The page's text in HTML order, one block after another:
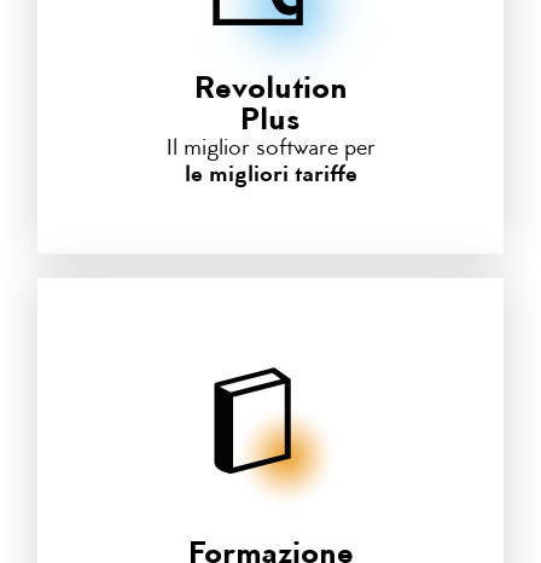
Revolution
Plus
Il miglior software per
le migliori tariffe
Formazione